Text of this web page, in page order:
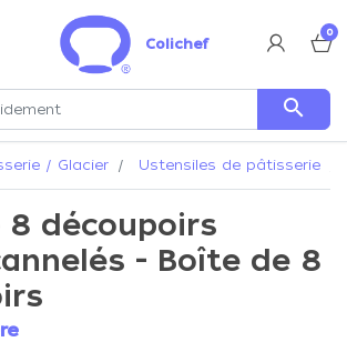
Colichef
0
search
/ Glacier Ustensiles de pâtisserie
8 découpoirs
- Boîte de 8